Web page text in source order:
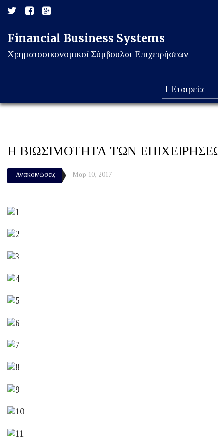
Financial Business Systems
Χρηματοοικονομικοί Σύμβουλοι Επιχειρήσεων
Η Εταιρεία
Η ΒΙΩΣΙΜΟΤΗΤΑ ΤΩΝ
Ανακοινώσεις Μαρ 10, 2017